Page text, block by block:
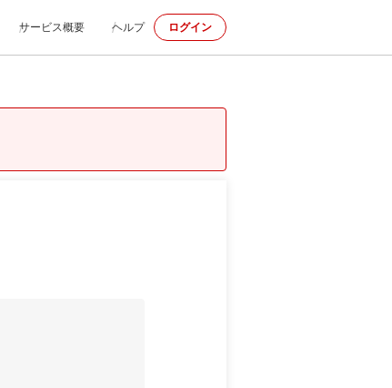
サービス概要 ヘルプ ログイン